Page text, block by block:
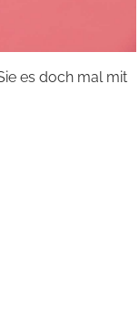
es doch mal mit